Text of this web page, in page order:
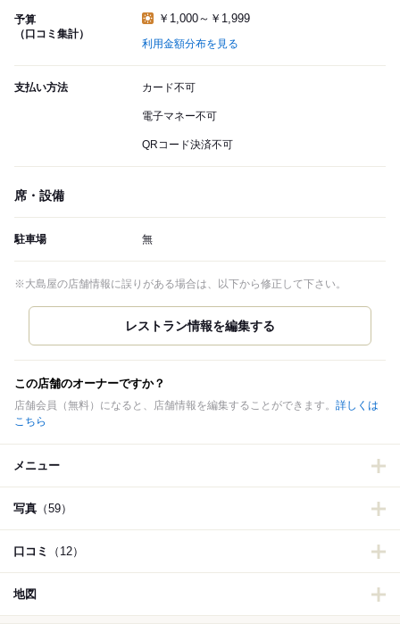
予算
（口コミ集計）
￥1,000～￥1,999
利用金額分布を見る
支払い方法 カード不可
電子マネー不可
QRコード決済不可
席・設備
駐車場 無
※大島屋の店舗情報に誤りがある場合は、以下から修正して下さい。
この店舗のオーナーですか？
店舗会員（無料）になると、店舗情報を編集することができます。 詳しくは
こちら
メニュー
写真 （59）
口コミ （12）
地図